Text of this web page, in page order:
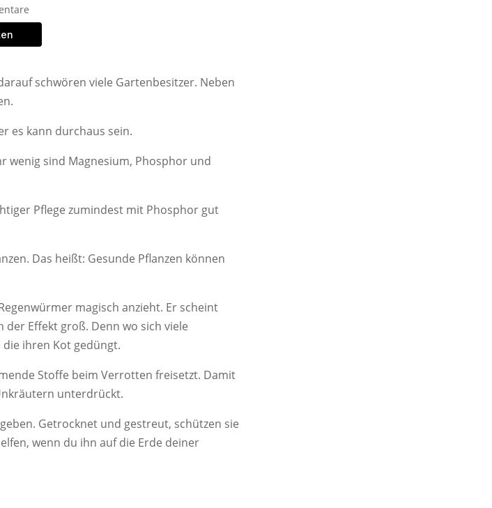
schwören viele Gartenbesitzer. Neben
es kann durchaus sein.
wenig sind Magnesium, Phosphor und
Pflege zumindest mit Phosphor gut
Das heißt: Gesunde Pflanzen können
magisch anzieht. Er scheint
Effekt groß. Denn wo sich viele
ihren Kot gedüngt.
Stoffe beim Verrotten freisetzt. Damit
unterdrückt.
Getrocknet und gestreut, schützen sie
wenn du ihn auf die Erde deiner